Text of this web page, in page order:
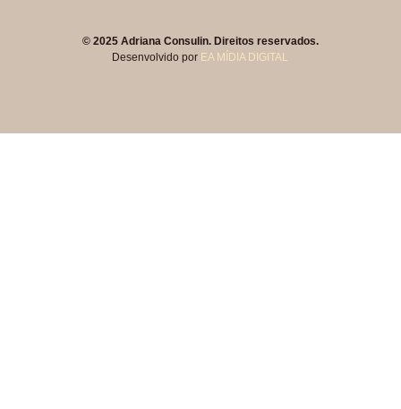
© 2025 Adriana Consulin. Direitos reservados.
Desenvolvido por EA MÍDIA DIGITAL